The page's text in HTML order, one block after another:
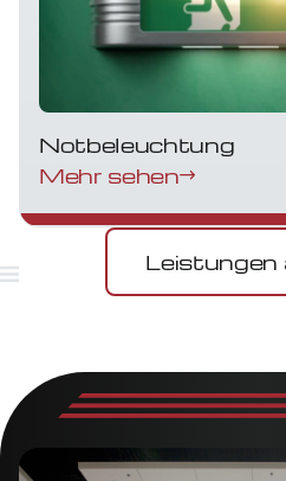
Notbeleuchtung
Mehr sehen
Leistungen